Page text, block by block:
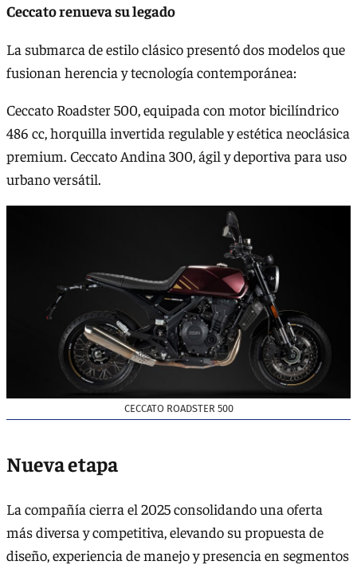
Ceccato renueva su legado
La submarca de estilo clásico presentó dos modelos que
fusionan herencia y tecnología contemporánea:
Ceccato Roadster 500, equipada con motor bicilíndrico
486 cc, horquilla invertida regulable y estética neoclásica
premium. Ceccato Andina 300, ágil y deportiva para uso
urbano versátil.
CECCATO ROADSTER 500
Nueva etapa
La compañía cierra el 2025 consolidando una oferta
más diversa y competitiva, elevando su propuesta de
diseño, experiencia de manejo y presencia en segmentos